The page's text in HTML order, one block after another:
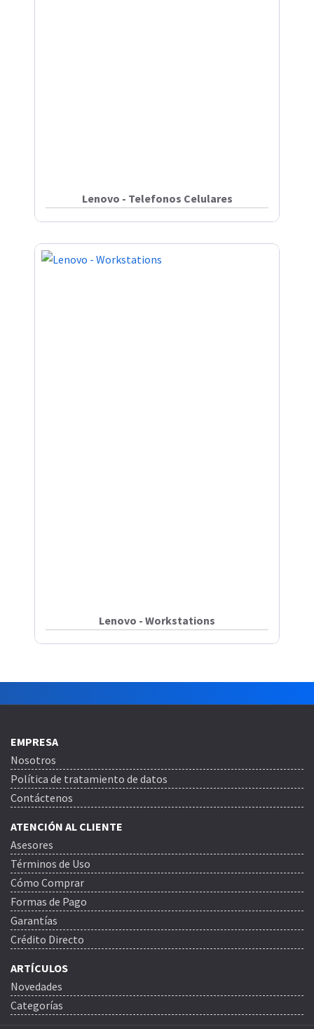
Lenovo - Telefonos Celulares
Lenovo - Workstations
EMPRESA
Nosotros
Política de tratamiento de datos
Contáctenos
ATENCIÓN AL CLIENTE
Asesores
Términos de Uso
Cómo Comprar
Formas de Pago
Garantías
Crédito Directo
ARTÍCULOS
Novedades
Categorías